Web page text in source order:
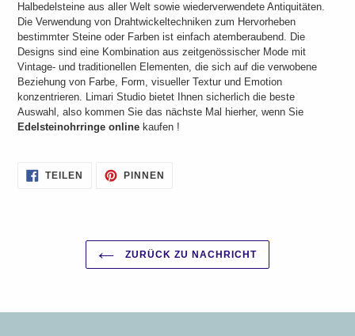
Halbedelsteine ​​aus aller Welt sowie wiederverwendete Antiquitäten.
Die Verwendung von Drahtwickeltechniken zum Hervorheben
bestimmter Steine ​​oder Farben ist einfach atemberaubend. Die
Designs sind eine Kombination aus zeitgenössischer Mode mit
Vintage- und traditionellen Elementen, die sich auf die verwobene
Beziehung von Farbe, Form, visueller Textur und Emotion
konzentrieren. Limari Studio bietet Ihnen sicherlich die beste
Auswahl, also kommen Sie das nächste Mal hierher, wenn Sie
Edelsteinohrringe online kaufen !
TEILEN
FACEBOOK
PINNEN
ZURÜCK ZU NACHRICHT